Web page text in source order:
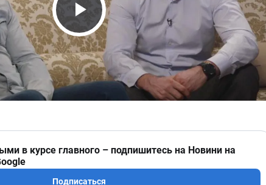
Play Video
в курсе главного – подпишитесь на Новини на
Подписаться